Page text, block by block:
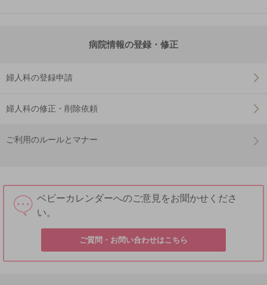
病院情報の登録・修正
婦人科の登録申請
婦人科の修正・削除依頼
ご利用のルールとマナー
ベビーカレンダーへのご意見をお聞かせくださ
い。
ご質問・お問い合わせはこちら